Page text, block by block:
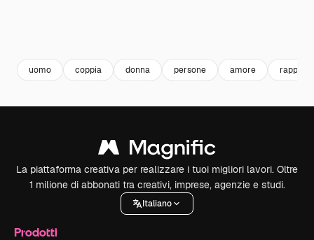
uomo coppia donna persone amore rapporto
La piattaforma creativa per realizzare i tuoi migliori lavori. Oltre
1 milione di abbonati tra creativi, imprese, agenzie e studi.
Italiano
Prodotti